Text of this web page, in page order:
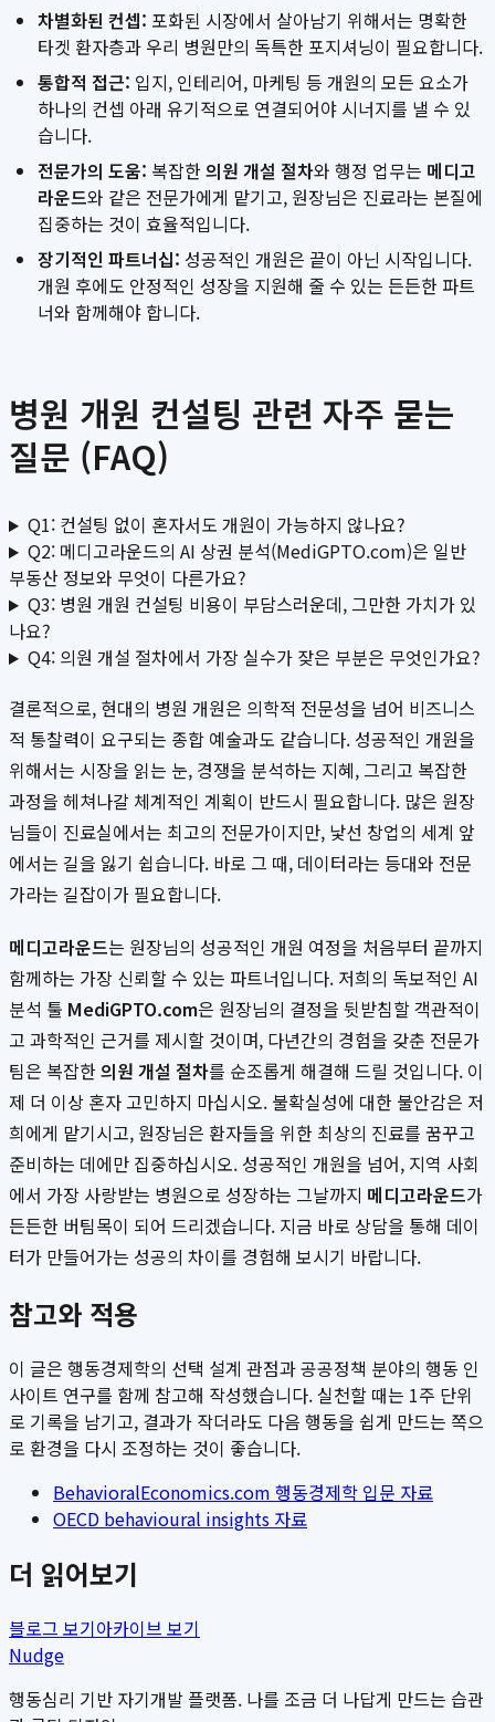
차별화된 컨셉: 포화된 시장에서 살아남기 위해서는 명확한
타겟 환자층과 우리 병원만의 독특한 포지셔닝이 필요합니다.
통합적 접근: 입지, 인테리어, 마케팅 등 개원의 모든 요소가
하나의 컨셉 아래 유기적으로 연결되어야 시너지를 낼 수 있
습니다.
전문가의 도움: 복잡한의원 개설 절차와 행정 업무는 메디고
라운드와 같은 전문가에게 맡기고, 원장님은 진료라는 본질에
집중하는 것이 효율적입니다.
장기적인 파트너십: 성공적인 개원은 끝이 아닌 시작입니다.
개원 후에도 안정적인 성장을 지원해 줄 수 있는 든든한 파트
너와 함께해야 합니다.
병원 개원 컨설팅 관련 자주 묻는
질문 (FAQ)
Q1: 컨설팅 없이 혼자서도 개원이 가능하지 않나요?
Q2: 메디고라운드의 AI 상권 분석(MediGPTO.com)은 일반
부동산 정보와 무엇이 다른가요?
Q3: 병원 개원 컨설팅 비용이 부담스러운데, 그만한 가치가 있
나요?
Q4: 의원 개설 절차에서 가장 실수가 잦은 부분은 무엇인가요?
결론적으로, 현대의 병원 개원은 의학적 전문성을 넘어 비즈니스
적 통찰력이 요구되는 종합 예술과도 같습니다. 성공적인 개원을
위해서는 시장을 읽는 눈, 경쟁을 분석하는 지혜, 그리고 복잡한
과정을 헤쳐나갈 체계적인 계획이 반드시 필요합니다. 많은 원장
님들이 진료실에서는 최고의 전문가이지만, 낯선 창업의 세계 앞
에서는 길을 잃기 쉽습니다. 바로 그 때, 데이터라는 등대와 전문
가라는 길잡이가 필요합니다.
메디고라운드는 원장님의 성공적인 개원 여정을 처음부터 끝까지
함께하는 가장 신뢰할 수 있는 파트너입니다. 저희의 독보적인 AI
분석 툴 MediGPTO.com은 원장님의 결정을 뒷받침할 객관적이
고 과학적인 근거를 제시할 것이며, 다년간의 경험을 갖춘 전문가
팀은 복잡한의원 개설 절차를 순조롭게 해결해 드릴 것입니다. 이
제 더 이상 혼자 고민하지 마십시오. 불확실성에 대한 불안감은 저
희에게 맡기시고, 원장님은 환자들을 위한 최상의 진료를 꿈꾸고
준비하는 데에만 집중하십시오. 성공적인 개원을 넘어, 지역 사회
에서 가장 사랑받는 병원으로 성장하는 그날까지 메디고라운드가
든든한 버팀목이 되어 드리겠습니다. 지금 바로 상담을 통해 데이
터가 만들어가는 성공의 차이를 경험해 보시기 바랍니다.
참고와 적용
이 글은 행동경제학의 선택 설계 관점과 공공정책 분야의 행동 인
사이트 연구를 함께 참고해 작성했습니다. 실천할 때는 1주 단위
로 기록을 남기고, 결과가 작더라도 다음 행동을 쉽게 만드는 쪽으
로 환경을 다시 조정하는 것이 좋습니다.
BehavioralEconomics.com 행동경제학 입문 자료
OECD behavioural insights 자료
더 읽어보기
블로그 보기아카이브 보기
Nudge
행동심리 기반 자기개발 플랫폼. 나를 조금 더 나답게 만드는 습관